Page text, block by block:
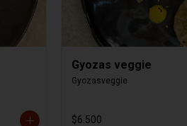
Gyozas veggie
Gyozasveggie
$6.500